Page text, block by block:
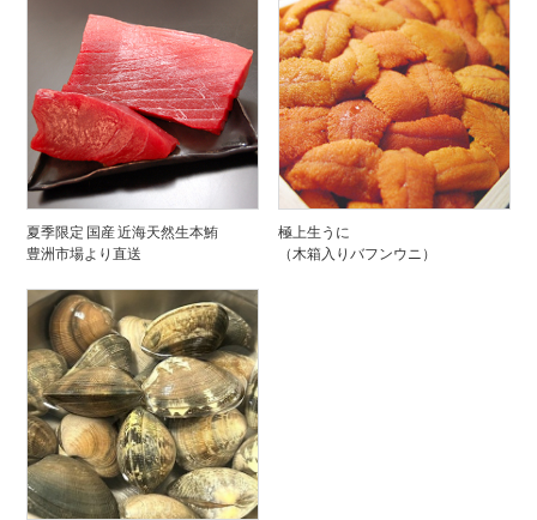
夏季限定 国産 近海天然生本鮪
豊洲市場より直送
極上生うに
（木箱入りバフンウニ）